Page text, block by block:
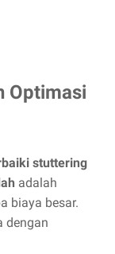
Optimasi
stuttering
adalah
biaya besar.
dengan